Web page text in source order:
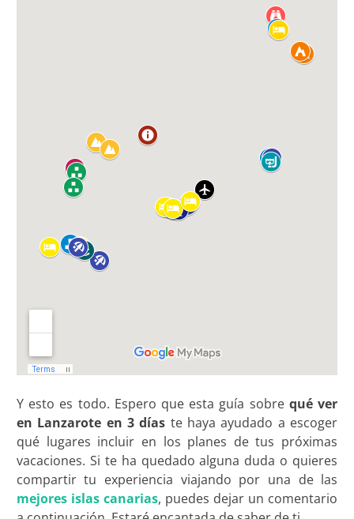
Y esto es todo. Espero que esta guía sobre qué ver
en Lanzarote en 3 días te haya ayudado a escoger
qué lugares incluir en los planes de tus próximas
vacaciones. Si te ha quedado alguna duda o quieres
compartir tu experiencia viajando por una de las
mejores islas canarias, puedes dejar un comentario